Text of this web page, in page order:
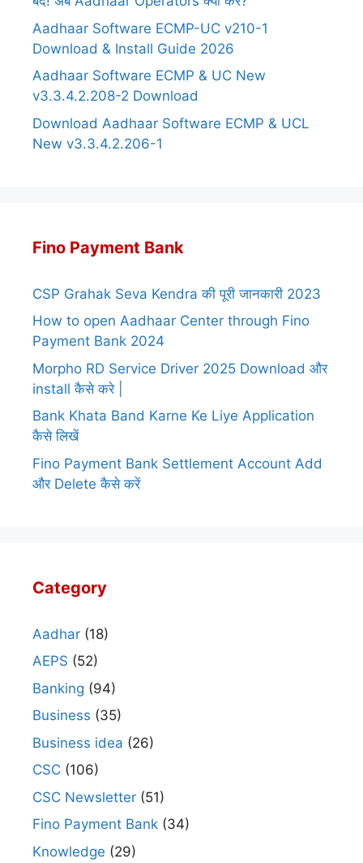
Aadhaar Software ECMP-UC v210-1
Download & Install Guide 2026
Aadhaar Software ECMP & UC New
v3.3.4.2.208-2 Download
Download Aadhaar Software ECMP & UCL
New v3.3.4.2.206-1
Fino Payment Bank
CSP Grahak Seva Kendra की पूरी जानकारी 2023
How to open Aadhaar Center through Fino
Payment Bank 2024
Morpho RD Service Driver 2025 Download और
install कैसे करे |
Bank Khata Band Karne Ke Liye Application
कैसे लिखें
Fino Payment Bank Settlement Account Add
और Delete कैसे करें
Category
Aadhar (18)
AEPS (52)
Banking (94)
Business (35)
Business idea (26)
CSC (106)
CSC Newsletter (51)
Fino Payment Bank (34)
Knowledge (29)